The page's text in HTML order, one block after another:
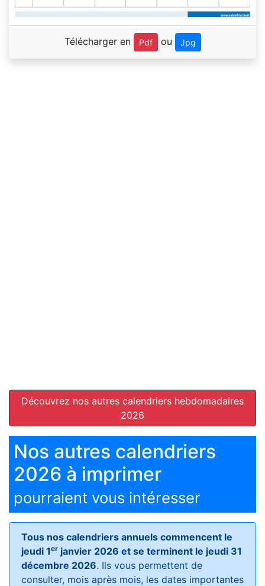
Télécharger en Pdf ou Jpg
Découvrez nos autres calendriers hebdomadaires
2026
Nos autres calendriers
2026 à imprimer
pourraient vous intéresser
Tous nos calendriers annuels commencent le
jeudi 1er janvier 2026 et se terminent le jeudi 31
décembre 2026. Ils vous permettent de
consulter, mois après mois, les dates importantes